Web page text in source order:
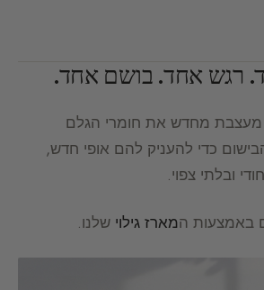
רגש אחד. בושם אחד.
מעצבת מחדש את חומרי הגלם
כדי להעניק להם אופי חדש,
ובלתי צפוי.
באמצעות המארז גילוי שלנו.